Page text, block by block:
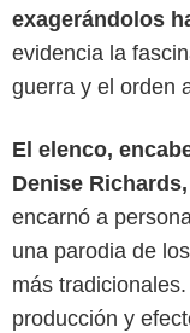
exagerándolos
evidencia la
guerra y el orden
El elenco,
Denise
encarnó a
una parodia de
más
producción y